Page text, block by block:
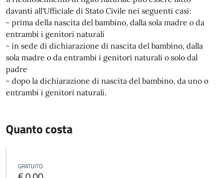
davanti all'Ufficiale di Stato Civile nei seguenti casi:
- prima della nascita del bambino, dalla sola madre o da
entrambi i genitori naturali
- in sede di dichiarazione di nascita del bambino, dalla
sola madre o da entrambi i genitori naturali o solo dal
padre
- dopo la dichiarazione di nascita del bambino, da uno o
entrambi i genitori naturali.
Quanto costa
GRATUITO